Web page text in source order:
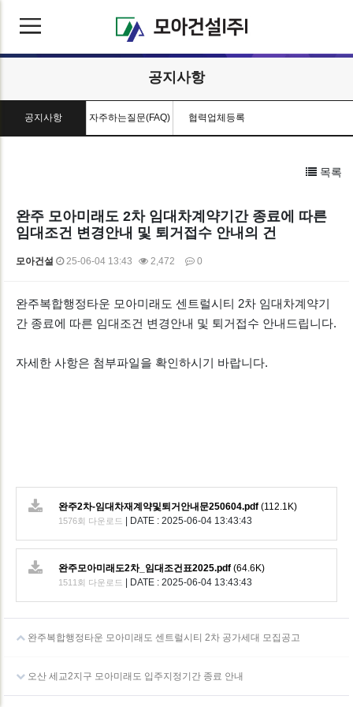
공지사항
공지사항 자주하는질문(FAQ) 협력업체등록
목록
완주 모아미래도 2차 임대차계약기간 종료에 따른
임대조건 변경안내 및 퇴거접수 안내의 건
모아건설 25-06-04 13:43 2,472 0
본문
완주복합행정타운 모아미래도 센트럴시티 2차 임대차계약기
간 종료에 따른 임대조건 변경안내 및 퇴거접수 안내드립니다.
자세한 사항은 첨부파일을 확인하시기 바랍니다.
완주2차-임대차재계약및퇴거안내문250604.pdf (112.1K)
1576회 다운로드 | DATE : 2025-06-04 13:43:43
완주모아미래도2차_임대조건표2025.pdf (64.6K)
1511회 다운로드 | DATE : 2025-06-04 13:43:43
완주복합행정타운 모아미래도 센트럴시티 2차 공가세대 모집공고
오산 세교2지구 모아미래도 입주지정기간 종료 안내